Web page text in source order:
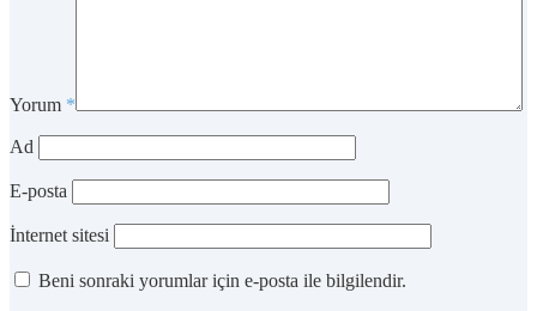
Yorum *
Ad
E-posta
İnternet sitesi
Beni sonraki yorumlar için e-posta ile bilgilendir.